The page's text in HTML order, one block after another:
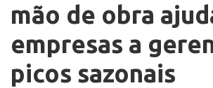
mão de obra
empresas a
picos sazonais